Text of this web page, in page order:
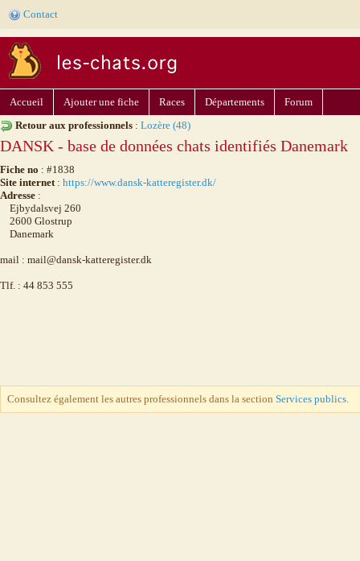
Contact
Accueil Ajouter une fiche Races Départements
Forum
Retour aux professionnels : Lozère (48)
DANSK - base de données chats identifiés Danemark
Fiche no : #1838
Site internet: https://www.dansk-katteregister.dk/
Adresse :
Ejbydalsvej 260
2600 Glostrup
Danemark
mail : mail@dansk-katteregister.dk
Tlf. : 44 853 555
Consultez également les autres professionnels dans la section Services publics.